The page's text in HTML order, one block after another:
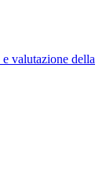
valutazione della